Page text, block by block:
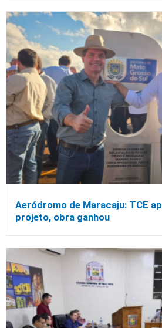
Aeródromo de Maracaju: TCE
projeto, obra ganhou